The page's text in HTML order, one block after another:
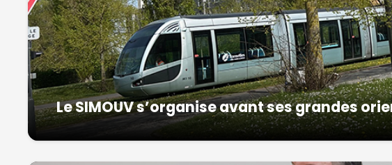
Le SIMOUV s’organise avant ses grandes